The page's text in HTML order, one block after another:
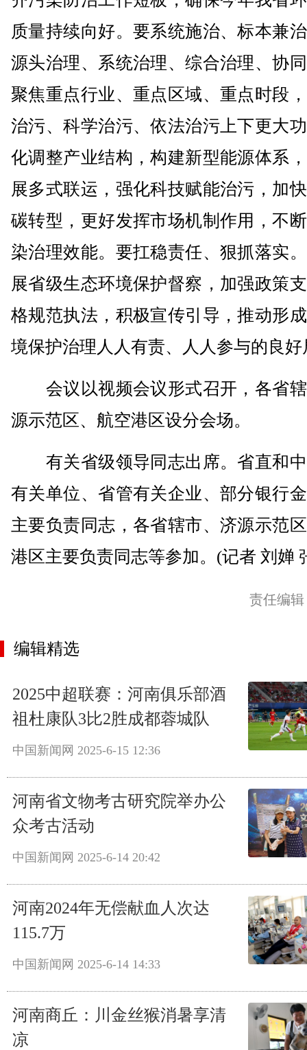
质量持续向好。要系统施治、标本兼
源头治理、系统治理、综合治理、协
聚焦重点行业、重点区域、重点时段
治污、科学治污、依法治污上下更大
化调整产业结构，构建新型能源体系
展多式联运，强化科技赋能治污，加
碳转型，更好发挥市场机制作用，不
染治理效能。要扛稳责任、狠抓落实
展省级生态环境保护督察，加强政策
格规范执法，积极宣传引导，推动形
境保护治理人人有责、人人参与的良好
会议以视频会议形式召开，各省
源示范区、航空港区设分会场。
有关省级领导同志出席。省直和
有关单位、省管有关企业、部分银行
主要负责同志，各省辖市、济源示范
港区主要负责同志等参加。(记者 刘婵
责任编
编辑精选
2025中超联赛：河南俱乐部酒
祖杜康队3比2胜成都蓉城队
中国新闻网 2025-6-15 12:36
河南省文物考古研究院举办公
众考古活动
中国新闻网 2025-6-14 20:42
河南2024年无偿献血人次达
115.7万
中国新闻网 2025-6-14 14:33
河南商丘：川金丝猴消暑享清
凉